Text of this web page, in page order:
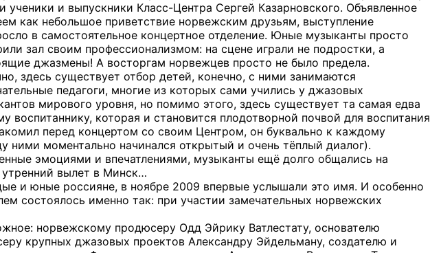
ученики и выпускники Класс-Центра Сергей Казарновского. Объявленное
как небольшое приветствие норвежским друзьям, выступление
в самостоятельное концертное отделение. Юные музыканты просто
зал своим профессионализмом: на сцене играли не подростки, а
джазмены! А восторгам норвежцев просто не было предела.
здесь существует отбор детей, конечно, с ними занимаются
педагоги, многие из которых сами учились у джазовых
мирового уровня, но помимо этого, здесь существует та самая едва
которая и становится плодотворной почвой для воспитания
перед концертом со своим Центром, он буквально к каждому
моментально начинался открытый и очень тёплый диалог).
эмоциями и впечатлениями, музыканты ещё долго общались на
вылет в Минск…
и юные россияне, в ноябре 2009 впервые услышали это имя. И особенно
состоялось именно так: при участии замечательных норвежских
норвежскому продюсеру Одд Эйрику Ватлестату, основателю
крупных джазовых проектов Александру Эйдельману, создателю и